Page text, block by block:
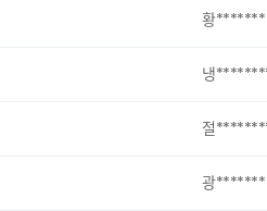
황*******
냉
절
광*******